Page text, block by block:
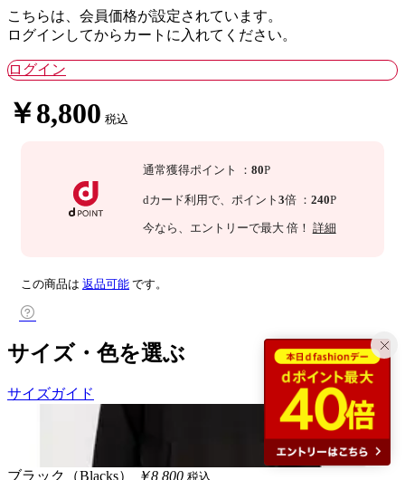
こちらは、会員価格が設定されています。
ログインしてからカートに入れてください。
ログイン
￥8,800 税込
通常獲得ポイント ： 80P
dカード利用で、 ポイント 3倍 ： 240P
今なら 、エントリーで最大 倍！ 詳細
この商品は 返品可能 です。
サイズ・色を選ぶ
サイズガイド
ブラック（Blacks） ￥8,800 税込